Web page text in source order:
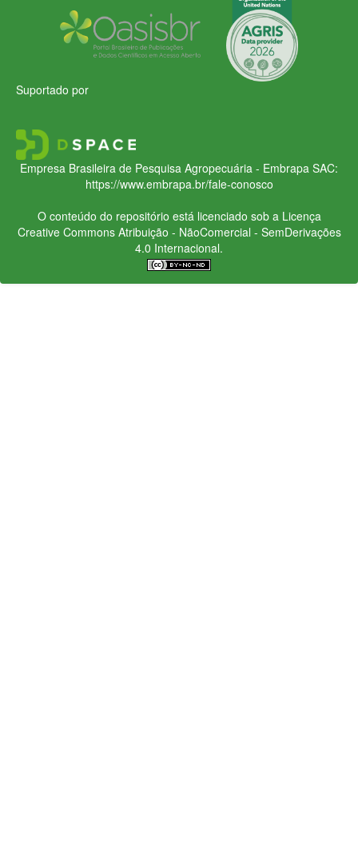
Suportado por
Empresa Brasileira de Pesquisa Agropecuária - Embrapa SAC:
https://www.embrapa.br/fale-conosco
O conteúdo do repositório está licenciado sob a Licença
Creative CommonsAtribuição - NãoComercial - SemDerivações
4.0 Internacional.